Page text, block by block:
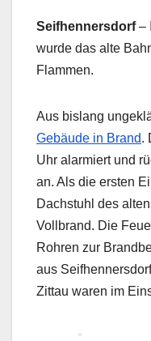
Seifhennersdorf–
wurde das alte
Flammen.
Aus bislang
Gebäude in Brand.
Uhr alarmiert und
an. Als die ersten
Dachstuhl des
Vollbrand. Die
Rohren zur
aus
Zittau waren im